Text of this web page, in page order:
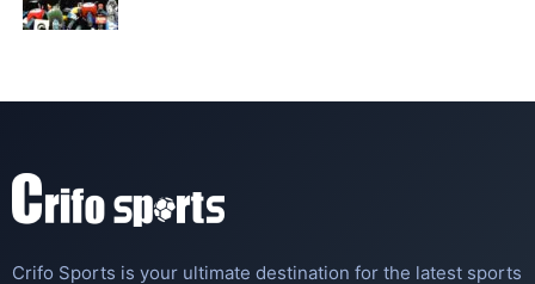
Crifo Sports is your ultimate destination for the latest sports